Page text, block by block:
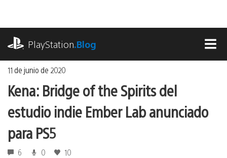
contenido
PlayStation.Blog
11 de junio de 2020
Kena: Bridge of the Spirits del
estudio indie Ember Lab anunciado
para PS5
6 0 10